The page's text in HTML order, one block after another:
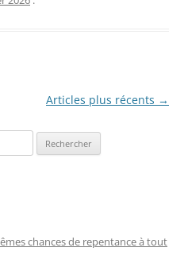
Articles plus récents →
chances de repentance à tout